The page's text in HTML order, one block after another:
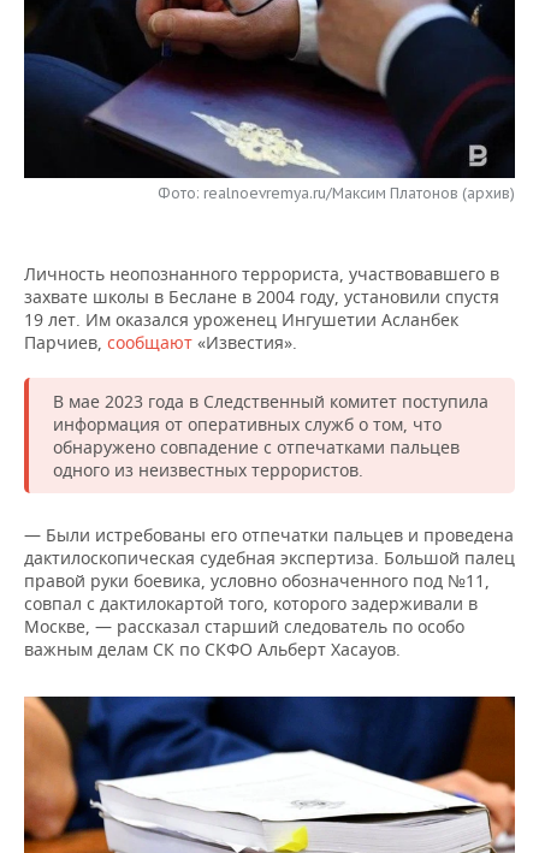
НЕФТЕХИМИЯ
НЕФТЬ
ЭНЕРГЕТИКА
РОЗНИЧНАЯ ТОРГОВЛЯ
ТРАНСПОРТ
НОВОСТИ ТЕХНОЛОГИЙ
IT
МЕРОПРИЯТИЯ
НОВОСТИ МЕРОПРИЯТИЙ
ВЫЕЗДНАЯ РЕДАКЦИЯ
ONLINE-КОНФЕРЕНЦИИ
ОТКРЫТАЯ ЛЕКЦИЯ
СПОРТ
НОВОСТИ СПОРТА
ХОККЕЙ
БАСКЕТБОЛ
ВОЛЕЙБОЛ
КИБЕРСПОРТ
ФИГУРНОЕ КАТАНИЕ
ВОДНЫЕ ВИДЫ СПОРТА
ХОККЕЙ С МЯЧОМ
ВЛАСТЬ
ИНФРАСТРУКТУРА
ИСТОРИЯ
КУЛЬТУРА
МЕДИЦИНА
ОБРАЗОВАНИЕ
ПРОИСШЕСТВИЯ
СЮЖЕТЫ
СПРАВОЧНИК
СПИСОК ПЕРСОН
СПИСОК КОМПАНИЙ
ПОЛНАЯ ВЕРСИЯ
Фото: realnoevremya.ru/Максим Платонов (архив)
Личность неопознанного террориста, участвовавшего в
захвате школы в Беслане в 2004 году, установили спустя
19 лет. Им оказался уроженец Ингушетии Асланбек
Парчиев, сообщают «Известия».
В мае 2023 года в Следственный комитет поступила
информация от оперативных служб о том, что
обнаружено совпадение с отпечатками пальцев
одного из неизвестных террористов.
— Были истребованы его отпечатки пальцев и проведена
дактилоскопическая судебная экспертиза. Большой палец
правой руки боевика, условно обозначенного под №11,
совпал с дактилокартой того, которого задерживали в
Москве, — рассказал старший следователь по особо
важным делам СК по СКФО Альберт Хасауов.